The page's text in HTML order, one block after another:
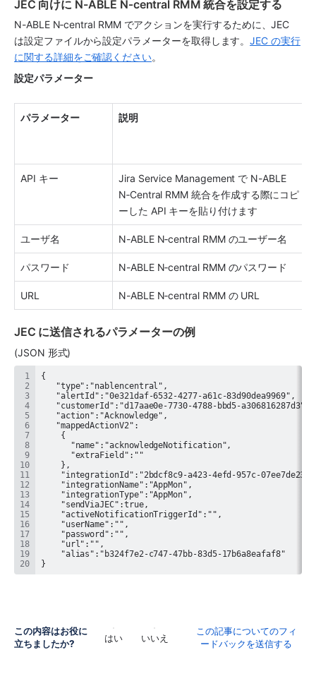
JEC 向けに N-ABLE N‑central RMM 統合を設定する
N-ABLE N‑central RMM でアクションを実行するために、JEC
は設定ファイルから設定パラメーターを取得します。JEC の実行
に関する詳細をご確認ください。
設定パラメーター
パラメーター 説明
API キー
Jira Service Management で N-ABLE
N‑Central RMM 統合を作成する際にコピ
ーした API キーを貼り付けます
ユーザ名 N-ABLE N‑central RMM のユーザー名
パスワード N-ABLE N‑central RMM のパスワード
URL N-ABLE N‑central RMM の URL
JEC に送信されるパラメーターの例
(JSON 形式)
}
この内容はお役に
立ちましたか?
はい いいえ
この記事についてのフィ
ードバックを送信する